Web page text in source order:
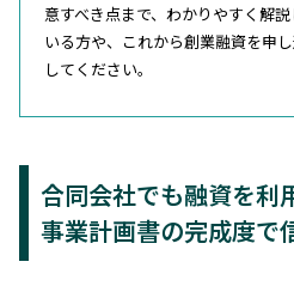
意すべき点まで、わかりやすく解
いる方や、これから創業融資を申
してください。
合同会社でも融資を利
事業計画書の完成度で